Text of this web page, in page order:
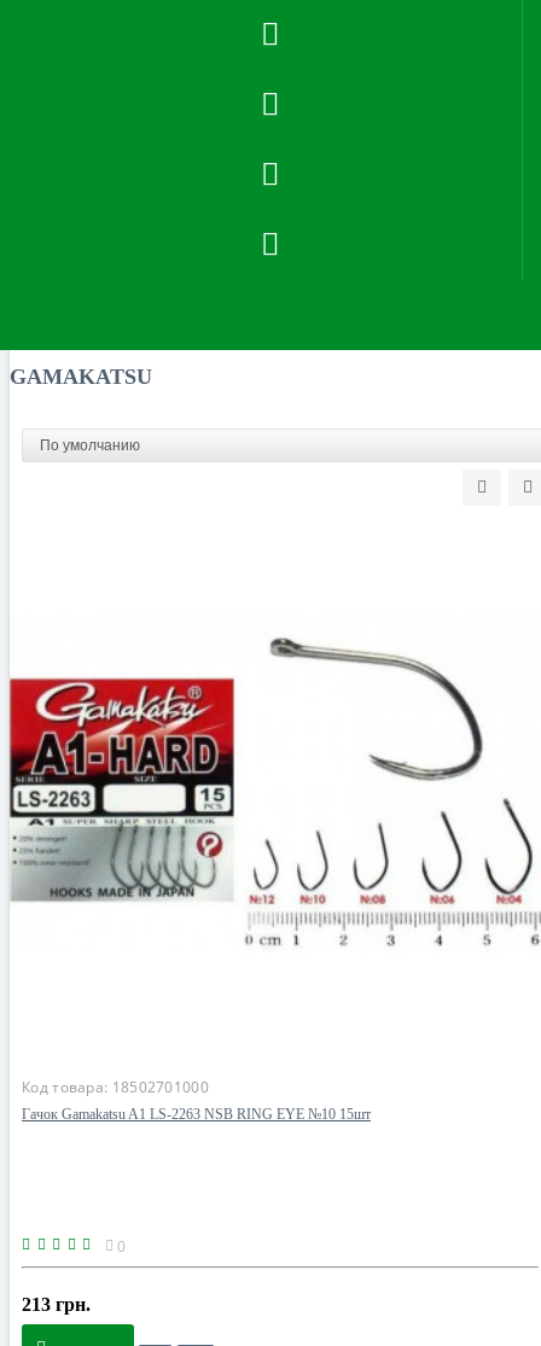
GAMAKATSU
Код товара: 18502701000
Гачок Gamakatsu A1 LS-2263 NSB RING EYE №10 15шт
0
213 грн.